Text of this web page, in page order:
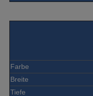
Farbe
Breite
Tiefe